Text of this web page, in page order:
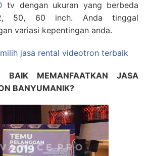
tv dengan ukuran yang berbeda
50, 60 inch. Anda tinggal
variasi kepentingan anda.
jasa rental videotron terbaik
BAIK MEMANFAATKAN JASA
BANYUMANIK?